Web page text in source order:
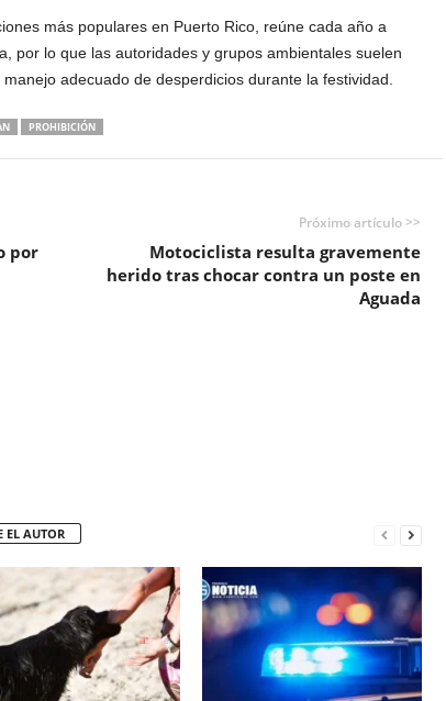
más populares en Puerto Rico, reúne cada año a
por lo que las autoridades y grupos ambientales suelen
adecuado de desperdicios durante la festividad.
PROHIBICIÓN
por
Próximo artículo >>
Motociclista resulta gravemente
herido tras chocar contra un poste en
Aguada
EL AUTOR